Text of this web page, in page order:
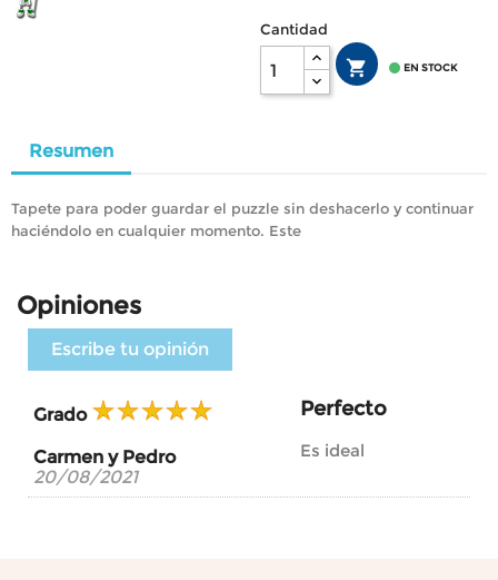
Cantidad
  EN STOCK
Resumen
Tapete para poder guardar el puzzle sin deshacerlo y continuar
haciéndolo en cualquier momento. Este
Opiniones
Escribe tu opinión
Grado
Carmen y Pedro
20/08/2021
Perfecto
Es ideal